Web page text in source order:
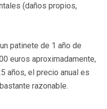
(daños propios,
patinete de 1 año de
euros aproximadamente,
años, el precio anual es
razonable.